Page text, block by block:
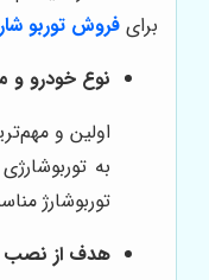
برای فروش توربو
نوع خودرو و
اولین و
به
توربوشارژ
هدف از نصب